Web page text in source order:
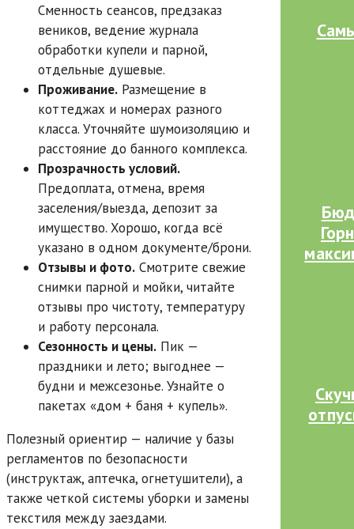
Сменность сеансов, предзаказ
веников, ведение журнала
обработки купели и парной,
отдельные душевые.
Проживание. Размещение в
коттеджах и номерах разного
класса. Уточняйте шумоизоляцию и
расстояние до банного комплекса.
Прозрачность условий.
Предоплата, отмена, время
заселения/выезда, депозит за
имущество. Хорошо, когда всё
указано в одном документе/брони.
Отзывы и фото. Смотрите свежие
снимки парной и мойки, читайте
отзывы про чистоту, температуру
и работу персонала.
Сезонность и цены. Пик —
праздники и лето; выгоднее —
будни и межсезонье. Узнайте о
пакетах «дом + баня + купель».
Полезный ориентир — наличие у базы
регламентов по безопасности
(инструктаж, аптечка, огнетушители), а
также четкой системы уборки и замены
текстиля между заездами.